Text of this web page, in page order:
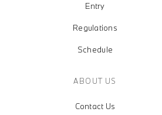
Entry
Regulations
Schedule
ABOUT US
Contact Us